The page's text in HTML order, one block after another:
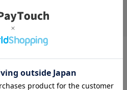
んのでご了承下さいませ。
× 高さ 433 （mm）、総耐荷重
以下)、質量 約12.5kg、付属
、化粧カバー、盗難防止金具